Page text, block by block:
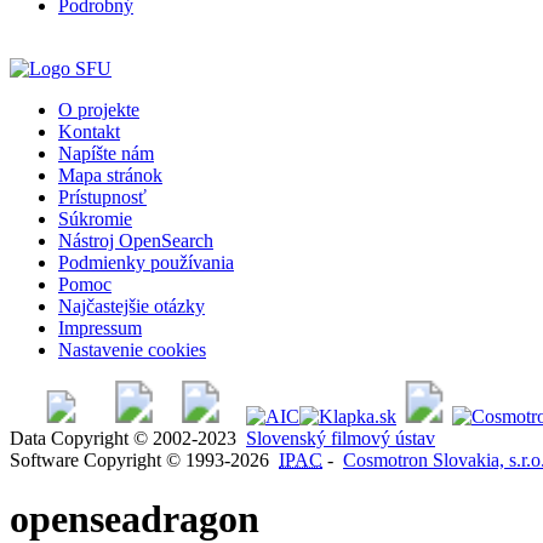
Podrobný
O projekte
Kontakt
Napíšte nám
Mapa stránok
Prístupnosť
Súkromie
Nástroj OpenSearch
Podmienky používania
Pomoc
Najčastejšie otázky
Impressum
Nastavenie cookies
Data Copyright © 2002-2023 Slovenský filmový ústav
Software Copyright © 1993-2026 IPAC - Cosmotron Slovakia,
openseadragon